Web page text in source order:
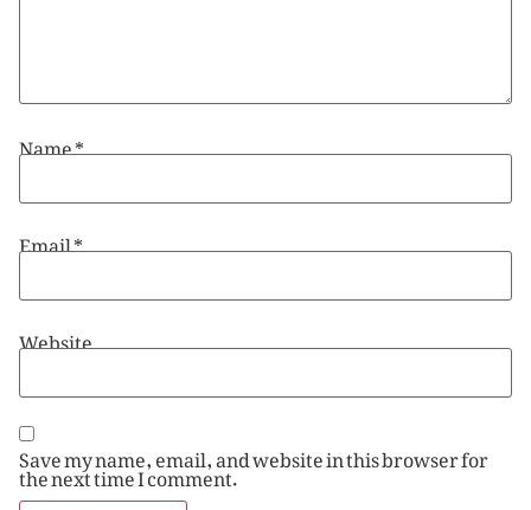
Name*
Email*
Website
Save my name, email, and website in this browser for
the next time I comment.